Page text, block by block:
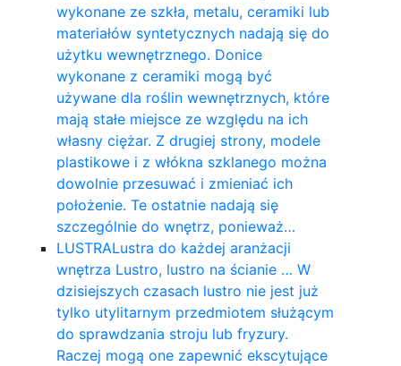
wykonane ze szkła, metalu, ceramiki lub
materiałów syntetycznych nadają się do
użytku wewnętrznego. Donice
wykonane z ceramiki mogą być
używane dla roślin wewnętrznych, które
mają stałe miejsce ze względu na ich
własny ciężar. Z drugiej strony, modele
plastikowe i z włókna szklanego można
dowolnie przesuwać i zmieniać ich
położenie. Te ostatnie nadają się
szczególnie do wnętrz, ponieważ…
LUSTRALustra do każdej aranżacji
wnętrza Lustro, lustro na ścianie … W
dzisiejszych czasach lustro nie jest już
tylko utylitarnym przedmiotem służącym
do sprawdzania stroju lub fryzury.
Raczej mogą one zapewnić ekscytujące